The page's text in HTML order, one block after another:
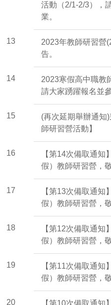
活動（2/1-2/3），
業。
13
2023年教師研習營
告。
14
2023寒假高中職教
請大家踴躍報名並
15
(再次延期舉辦通知
師研習營活動】
16
【第14次備取通知
假）教師研習營，
17
【第13次備取通知
假）教師研習營，
18
【第12次備取通知
假）教師研習營，
19
【第11次備取通知
假）教師研習營，
20 【第10次備取通知